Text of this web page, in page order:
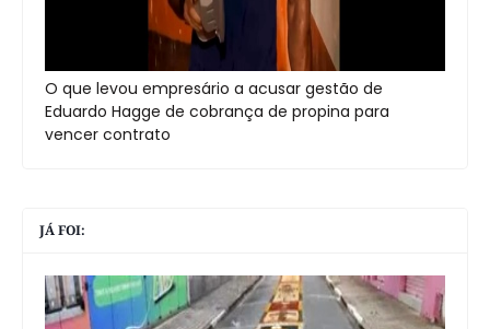
O que levou empresário a acusar gestão de
Eduardo Hagge de cobrança de propina para
vencer contrato
JÁ FOI: